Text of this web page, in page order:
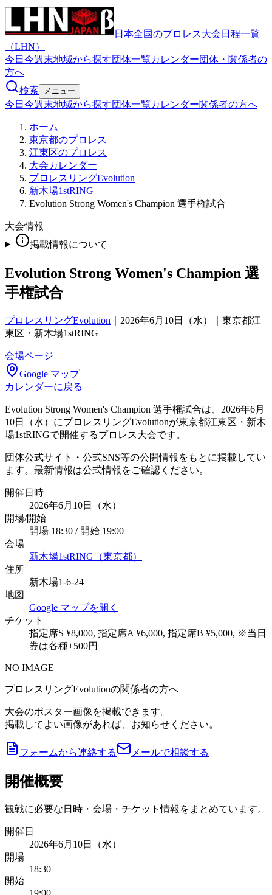
日本全国のプロレス大会日程一覧
（LHN）
今日 今週末地域から探す団体一覧カレンダー団体・関係者の
方へ
検索
メニュー
今日 今週末地域から探す団体一覧カレンダー関係者の方へ
ホーム
東京都のプロレス
江東区のプロレス
大会カレンダー
プロレスリングEvolution
新木場1stRING
Evolution Strong Women's Champion 選手権試合
大会情報
掲載情報について
Evolution Strong Women's Champion 選
手権試合
プロレスリングEvolution
2026年6月10日（水）｜東京都江
東区・新木場1stRING
会場ページ
Google マップ
カレンダーに戻る
Evolution Strong Women's Champion 選手権試合は、2026年6月
10日（水）にプロレスリングEvolutionが東京都江東区・新木
場1stRINGで開催するプロレス大会です。
団体公式サイト・公式SNS等の公開情報をもとに掲載してい
ます。最新情報は公式情報をご確認ください。
開催日時
2026年6月10日（水）
開場/開始
開場 18:30 / 開始 19:00
会場
新木場1stRING（東京都）
住所
新木場1-6-24
地図
Google マップを開く
チケット
指定席S ¥8,000, 指定席A ¥6,000, 指定席B ¥5,000, ※当日
券は各種+500円
NO IMAGE
プロレスリングEvolutionの関係者の方へ
大会のポスター画像を掲載できます。
掲載してよい画像があれば、お知らせください。
フォームから連絡する メールで相談する
開催概要
観戦に必要な日時・会場・チケット情報をまとめています。
開催日
2026年6月10日（水）
開場
18:30
開始
19:00